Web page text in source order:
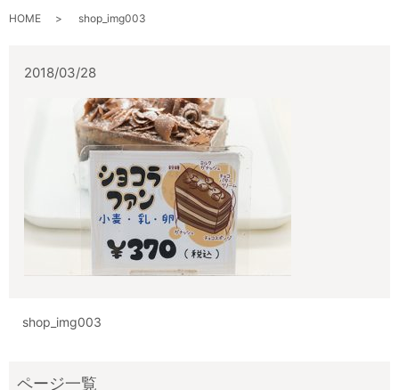
HOME shop_img003
2018/03/28
shop_img003